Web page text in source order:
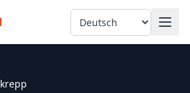
Language
krepp